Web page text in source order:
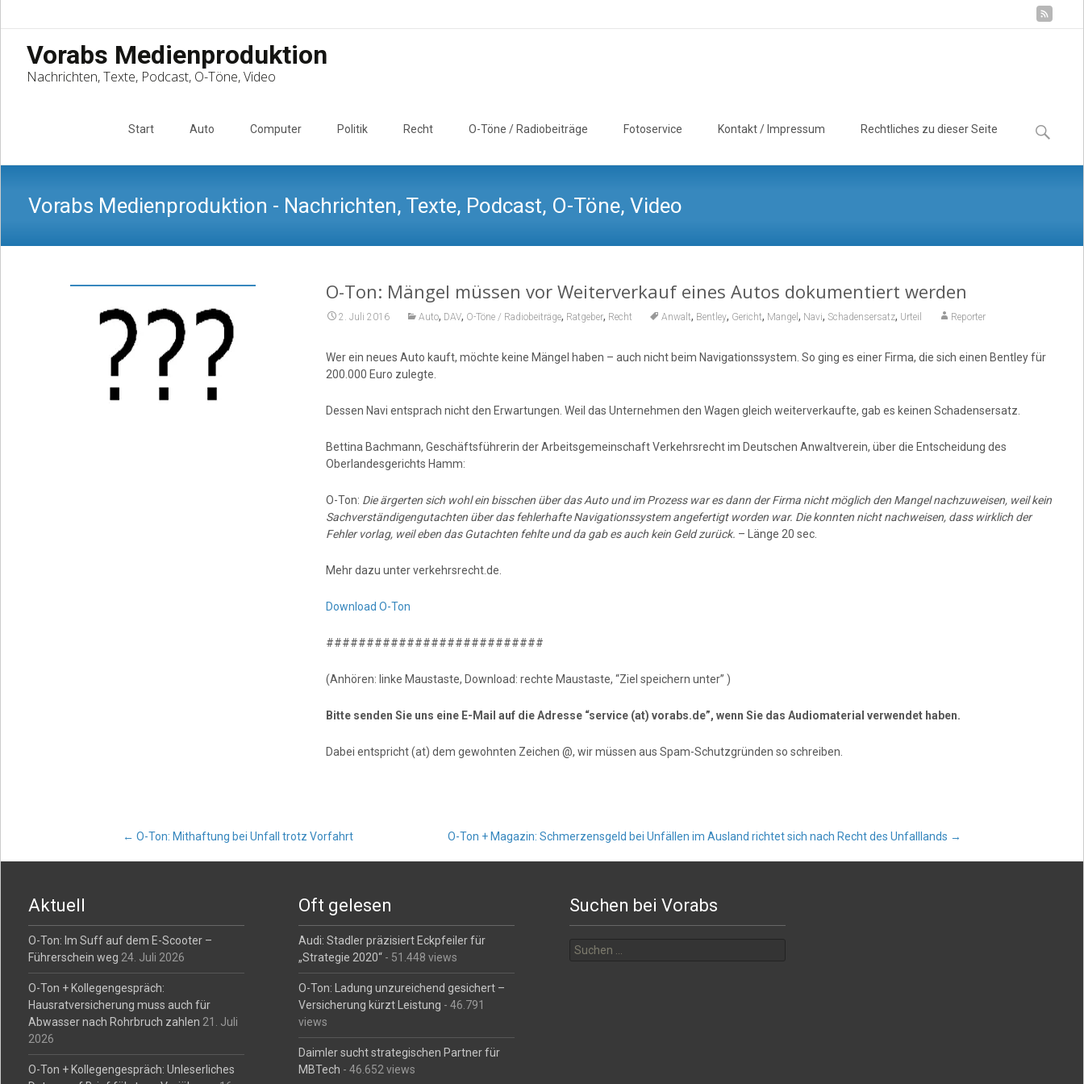
Vorabs Medienproduktion
Nachrichten, Texte, Podcast, O-Töne, Video
Start Auto Computer Politik Recht O-Töne / Radiobeiträge Fotoservice Kontakt / Impressum Rechtliches zu dieser Seite
Suchen
nach:
Vorabs Medienproduktion - Nachrichten, Texte, Podcast, O-Töne, Video
O-Ton: Mängel müssen vor Weiterverkauf eines Autos dokumentiert werden
2. Juli 2016 Auto, DAV, O-Töne / Radiobeiträge, Ratgeber, Recht Anwalt, Bentley, Gericht, Mangel , Navi, Schadensersatz, Urteil Reporter
Wer ein neues Auto kauft, möchte keine Mängel haben – auch nicht beim Navigationssystem. So ging es einer Firma, die sich einen Bentley für
200.000 Euro zulegte.
Dessen Navi entsprach nicht den Erwartungen. Weil das Unternehmen den Wagen gleich weiterverkaufte, gab es keinen Schadensersatz.
Bettina Bachmann, Geschäftsführerin der Arbeitsgemeinschaft Verkehrsrecht im Deutschen Anwaltverein, über die Entscheidung des
Oberlandesgerichts Hamm:
O-Ton: Die ärgerten sich wohl ein bisschen über das Auto und im Prozess war es dann der Firma nicht möglich den Mangel nachzuweisen, weil kein
Sachverständigengutachten über das fehlerhafte Navigationssystem angefertigt worden war. Die konnten nicht nachweisen, dass wirklich der
Fehler vorlag, weil eben das Gutachten fehlte und da gab es auch kein Geld zurück. – Länge 20 sec.
Mehr dazu unter verkehrsrecht.de.
Download O-Ton
###########################
(Anhören: linke Maustaste, Download: rechte Maustaste, “Ziel speichern unter” )
Bitte senden Sie uns eine E-Mail auf die Adresse “service (at) vorabs.de”, wenn Sie das Audiomaterial verwendet haben.
Dabei entspricht (at) dem gewohnten Zeichen @, wir müssen aus Spam-Schutzgründen so schreiben.
Post
navigation
← O-Ton: Mithaftung bei Unfall trotz Vorfahrt O-Ton + Magazin: Schmerzensgeld bei Unfällen im Ausland richtet sich nach Recht des Unfalllands →
Aktuell
O-Ton: Im Suff auf dem E-Scooter –
Führerschein weg 24. Juli 2026
O-Ton + Kollegengespräch:
Hausratversicherung muss auch für
Abwasser nach Rohrbruch zahlen 21. Juli
2026
O-Ton + Kollegengespräch: Unleserliches
Oft gelesen
Audi: Stadler präzisiert Eckpfeiler für
„Strategie 2020“ - 51.448 views
O-Ton: Ladung unzureichend gesichert –
Versicherung kürzt Leistung - 46.791
views
Daimler sucht strategischen Partner für
MBTech - 46.652 views
Suchen bei Vorabs
nach: